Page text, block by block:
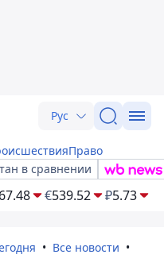
Рус
Право
в сравнении
€539.52 ₽5.73
Все новости